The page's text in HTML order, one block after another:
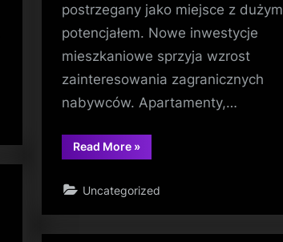
postrzegany jako miejsce z dużym
potencjałem. Nowe inwestycje
mieszkaniowe sprzyja wzrost
zainteresowania zagranicznych
nabywców. Apartamenty,…
Read More“Cypr
Północny
ceny
i
»
Uncategorized